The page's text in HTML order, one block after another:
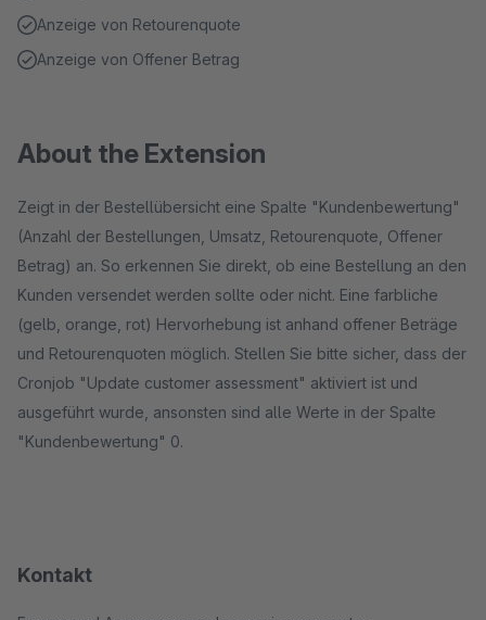
Anzeige von Retourenquote
Anzeige von Offener Betrag
About the Extension
Zeigt in der Bestellübersicht eine Spalte "Kundenbewertung"
(Anzahl der Bestellungen, Umsatz, Retourenquote, Offener
Betrag) an. So erkennen Sie direkt, ob eine Bestellung an den
Kunden versendet werden sollte oder nicht. Eine farbliche
(gelb, orange, rot) Hervorhebung ist anhand offener Beträge
und Retourenquoten möglich. Stellen Sie bitte sicher, dass der
Cronjob "Update customer assessment" aktiviert ist und
ausgeführt wurde, ansonsten sind alle Werte in der Spalte
"Kundenbewertung" 0.
Kontakt